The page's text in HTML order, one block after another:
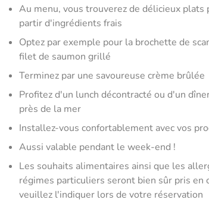
Au menu, vous trouverez de délicieux plats
partir d'ingrédients frais
Optez par exemple pour la brochette de
filet de saumon grillé
Terminez par une savoureuse crème brûlée
Profitez d'un lunch décontracté ou d'un
près de la mer
Installez-vous confortablement avec vos
Aussi valable pendant le week-end !
Les souhaits alimentaires ainsi que les
régimes particuliers seront bien sûr pris en
veuillez l'indiquer lors de votre réservation